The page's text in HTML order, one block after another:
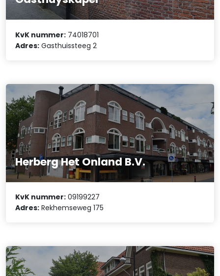
KvK nummer: 74018701
Adres: Gasthuissteeg 2
Herberg Het Onland B.V.
KvK nummer: 09199227
Adres: Rekhemseweg 175